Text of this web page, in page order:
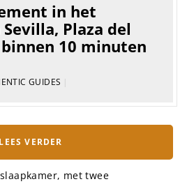
in het
Plaza del
10 minuten
GUIDES |
LEES VERDER
met twee